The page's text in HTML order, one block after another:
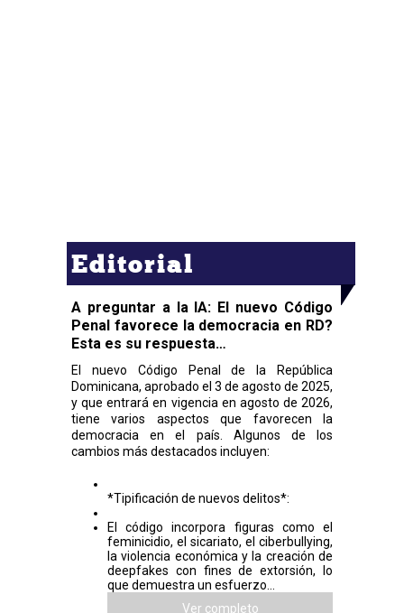
Editorial
A preguntar a la IA: El nuevo Código
Penal favorece la democracia en RD?
Esta es su respuesta…
El nuevo Código Penal de la República
Dominicana, aprobado el 3 de agosto de 2025,
y que entrará en vigencia en agosto de 2026,
tiene varios aspectos que favorecen la
democracia en el país. Algunos de los
cambios más destacados incluyen:
*Tipificación de nuevos delitos*:
El código incorpora figuras como el
feminicidio, el sicariato, el ciberbullying,
la violencia económica y la creación de
deepfakes con fines de extorsión, lo
que demuestra un esfuerzo...
Ver completo